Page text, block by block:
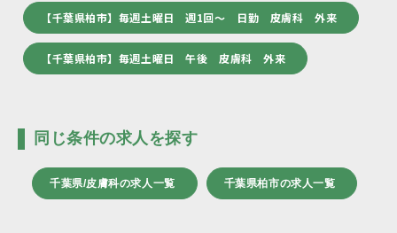
【千葉県柏市】毎週土曜日 週1回～ 日勤 皮膚科 外来
【千葉県柏市】毎週土曜日 午後 皮膚科 外来
同じ条件の求人を探す
千葉県/皮膚科の求人一覧 千葉県柏市の求人一覧